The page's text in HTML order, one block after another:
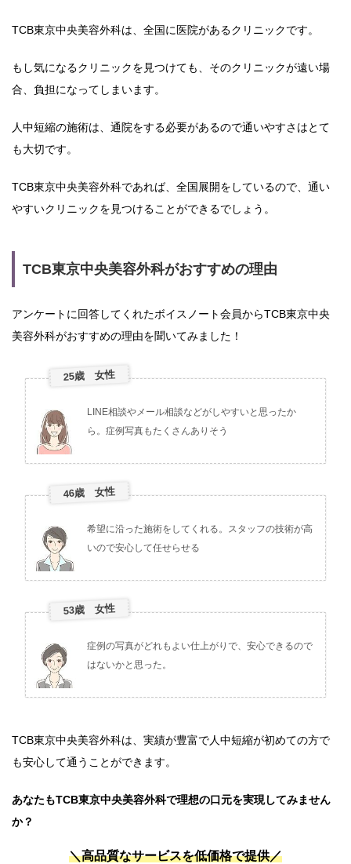
TCB東京中央美容外科は、全国に医院があるクリニックです。
もし気になるクリニックを見つけても、そのクリニックが遠い場
合、負担になってしまいます。
人中短縮の施術は、通院をする必要があるので通いやすさはとて
も大切です。
TCB東京中央美容外科であれば、全国展開をしているので、通い
やすいクリニックを見つけることができるでしょう。
TCB東京中央美容外科がおすすめの理由
アンケートに回答してくれたボイスノート会員からTCB東京中央
美容外科がおすすめの理由を聞いてみました！
25歳 女性
LINE相談やメール相談などがしやすいと思ったか
ら。症例写真もたくさんありそう
46歳 女性
希望に沿った施術をしてくれる。スタッフの技術が高
いので安心して任せらせる
53歳 女性
症例の写真がどれもよい仕上がりで、安心できるので
はないかと思った。
TCB東京中央美容外科は、実績が豊富で人中短縮が初めての方で
も安心して通うことができます。
あなたもTCB東京中央美容外科で理想の口元を実現してみません
か？
＼高品質なサービスを低価格で提供／